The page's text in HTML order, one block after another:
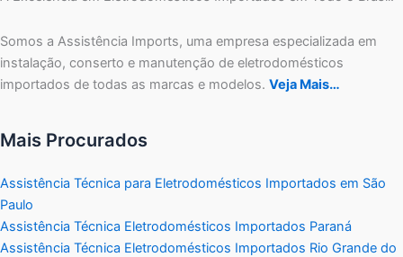
Somos a Assistência Imports, uma empresa especializada em
instalação, conserto e manutenção de eletrodomésticos
importados de todas as marcas e modelos. Veja Mais…
Mais Procurados
Assistência Técnica para Eletrodomésticos Importados em São
Paulo
Assistência Técnica Eletrodomésticos Importados Paraná
Assistência Técnica Eletrodomésticos Importados Rio Grande do